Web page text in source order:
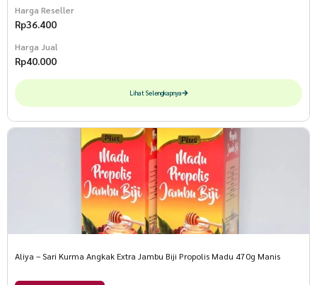
Harga Reseller
Rp36.400
Harga Jual
Rp40.000
Lihat Selengkapnya
Aliya – Sari Kurma Angkak Extra Jambu Biji Propolis Madu 470g Manis